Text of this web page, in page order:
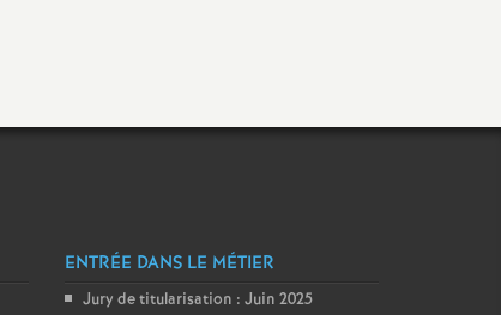
ENTRÉE DANS LE MÉTIER
Jury de titularisation : Juin 2025